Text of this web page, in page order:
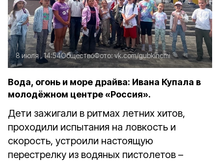
8 июля , 14:54ОбществоФото:vk.com/gubkincmi
Вода, огонь и море драйва: Ивана Купала в
молодёжном центре «Россия».
Дети зажигали в ритмах летних хитов,
проходили испытания на ловкость и
скорость, устроили настоящую
перестрелку из водяных пистолетов –